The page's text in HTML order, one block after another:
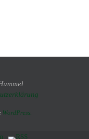
WordPress.